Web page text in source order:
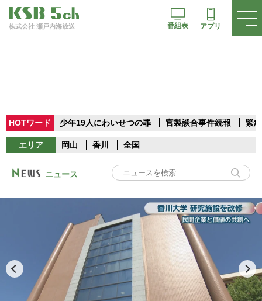
株式会社 瀬戸内海放送 番組表 アプリ
HOTワード 少年19人にわいせつの罪 官製談合事件続報 緊
エリア 岡山 香川 全国
ニュース
Play